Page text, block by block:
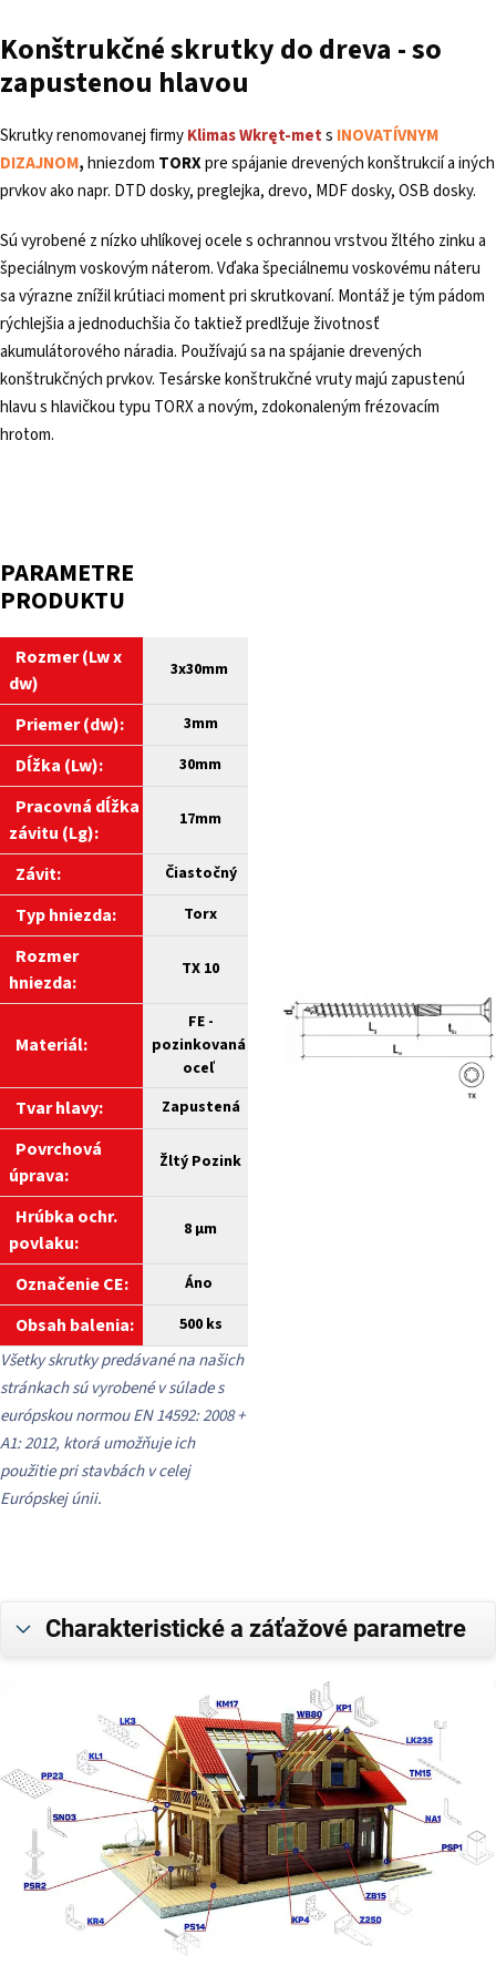
Konštrukčné skrutky do dreva - so
zapustenou hlavou
Skrutky renomovanej firmyKlimasWkręt-mets INOVATÍVNYM
DIZAJNOM,hniezdom TORXpre spájanie drevených konštrukcií a iných
prvkov ako napr. DTD dosky, preglejka, drevo, MDF dosky, OSB dosky.
Sú vyrobené z nízko uhlíkovej ocele s ochrannou vrstvou žltého zinku a
špeciálnym voskovým náterom. Vďaka špeciálnemu voskovému náteru
sa výrazne znížil krútiaci moment pri skrutkovaní. Montáž je tým pádom
rýchlejšia a jednoduchšia čo taktiež predlžuje životnosť
akumulátorového náradia. Používajú sa na spájanie drevených
konštrukčných prvkov. Tesárske konštrukčné vruty majú zapustenú
hlavu s hlavičkou typu TORX a novým, zdokonaleným frézovacím
hrotom.
PARAMETRE
PRODUKTU
Rozmer (Lw x
dw)
3x30mm
Priemer (dw): 3mm
Dĺžka (Lw): 30mm
Pracovná dĺžka
závitu (Lg):
17mm
Závit: Čiastočný
Typ hniezda: Torx
Rozmer
hniezda:
TX 10
Materiál:
FE -
pozinkovaná
oceľ
Tvar hlavy: Zapustená
Povrchová
úprava:
Žltý Pozink
Hrúbka ochr.
povlaku:
8 µm
Označenie CE: Áno
Obsah balenia: 500 ks
Všetky skrutky predávané na našich
stránkach sú vyrobené v súlade s
európskou normou EN 14592: 2008 +
A1: 2012, ktorá umožňuje ich
použitie pri stavbách v celej
Európskej únii.
Charakteristické a záťažové parametre